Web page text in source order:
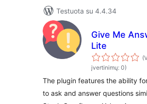
Testuota su 4.4.34
Give Me
Lite
įvertinimų: 0)
The plugin features the ability
to ask and answer questions